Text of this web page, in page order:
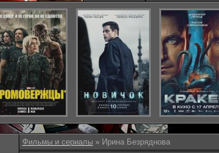
Фильмы и сериалы » Ирина Безряднова